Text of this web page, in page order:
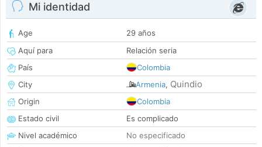
Mi identidad
Age
29 años
Aquí para
Relación seria
País
Colombia
City
Armenia, Quindio
Origin
Colombia
Estado civil
Es complicado
Nivel académico
No especificado